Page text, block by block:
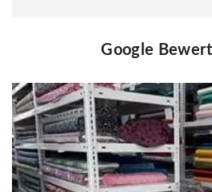
Google